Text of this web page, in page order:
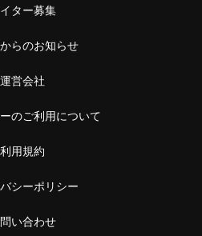
ター募集
らのお知らせ
運営会社
のご利用について
利用規約
シーポリシー
い合わせ